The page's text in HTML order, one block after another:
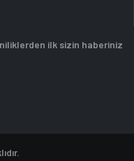
ilk sizin haberiniz